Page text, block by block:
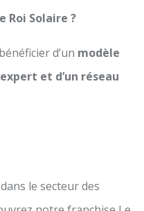
Roi Solaire ?
d’un modèle
et d’un réseau
le secteur des